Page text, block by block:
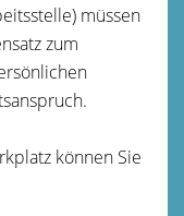
müssen
zum
können Sie